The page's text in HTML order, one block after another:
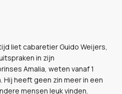
liet cabaretier Guido Weijers,
in zijn
Amalia, weten vanaf 1
Hij heeft geen zin meer in een
mensen leuk vinden.